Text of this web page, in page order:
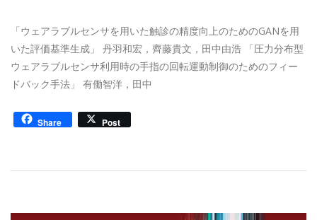
24
「ウェアラブルセンサを用いた触診の精度向上のためのGANを用
いた評価基準生成」 丹羽和宏，齊藤貴文，田中由浩 「圧力分布型
ウェアラブルセンサ利用時の手指の回転運動制御のためのフィー
ドバック手法」 有働智洋，田中
Share Post